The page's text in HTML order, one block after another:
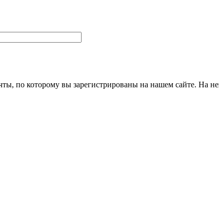
по которому вы зарегистрированы на нашем сайте.